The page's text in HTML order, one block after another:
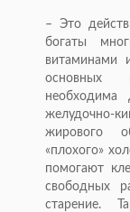
– Это
богаты
витаминами
основных
необходима
желудочно-
жирового
«плохого»
помогают
свободных
старение.